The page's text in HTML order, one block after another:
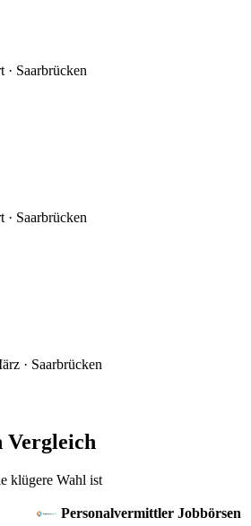
· Saarbrücken
· Saarbrücken
· Saarbrücken
Vergleich
klügere Wahl ist
Personalvermittler Jobbörsen